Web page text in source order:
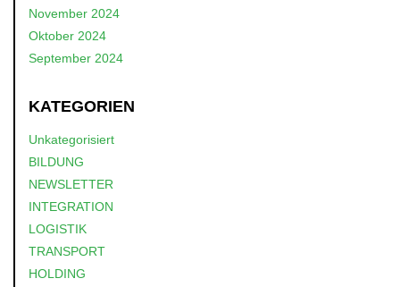
November 2024
Oktober 2024
September 2024
KATEGORIEN
Unkategorisiert
BILDUNG
NEWSLETTER
INTEGRATION
LOGISTIK
TRANSPORT
HOLDING